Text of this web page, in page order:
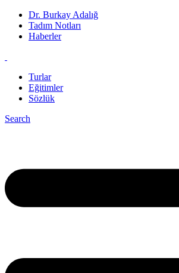
Dr. Burkay Adalığ
Tadım Notları
Haberler
Turlar
Eğitimler
Sözlük
Search